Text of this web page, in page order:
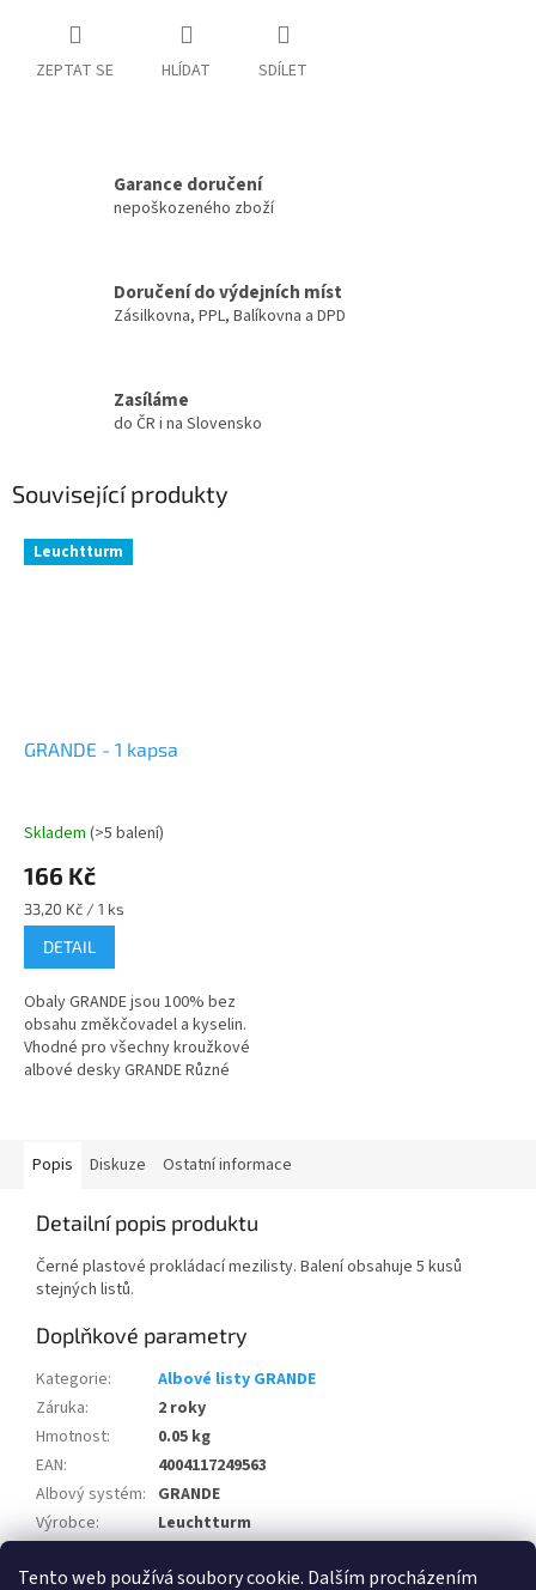
Tento web používá soubory cookie. Dalším procházením
ZEPTAT SE HLÍDAT SDÍLET
Garance doručení
nepoškozeného zboží
Doručení do výdejních míst
Zásilkovna, PPL, Balíkovna a DPD
Zasíláme
do ČR i na Slovensko
Související produkty
Leuchtturm
GRANDE - 1 kapsa
Skladem (>5 balení)
166 Kč
Měrná
cena:
33,20 Kč / 1 ks
DETAIL
Obaly GRANDE jsou 100% bez
obsahu změkčovadel a kyselin.
Vhodné pro všechny kroužkové
albové desky GRANDE Různé
Popis Diskuze Ostatní informace
Detailní popis produktu
Černé plastové prokládací mezilisty. Balení obsahuje 5 kusů
stejných listů.
Doplňkové parametry
Kategorie:
Albové listy GRANDE
Záruka:
2 roky
Hmotnost:
0.05 kg
EAN:
4004117249563
Albový systém: GRANDE
Výrobce:
Leuchtturm
Albový systém: GRANDE